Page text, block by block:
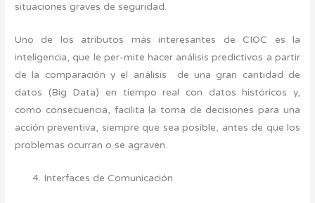
situaciones graves de seguridad.
Uno de los atributos más interesantes de CIOC es la
inteligencia, que le per-mite hacer análisis predictivos a partir
de la comparación y el análisis de una gran cantidad de
datos (Big Data) en tiempo real con datos históricos y,
como consecuencia, facilita la toma de decisiones para una
acción preventiva, siempre que sea posible, antes de que los
problemas ocurran o se agraven.
Interfaces de Comunicación